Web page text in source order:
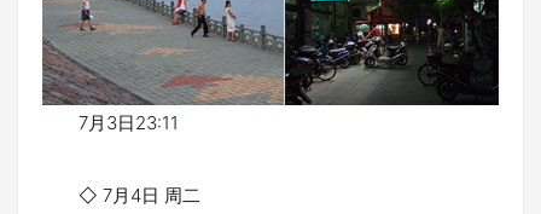
7月3日23:11
◇ 7月4日 周二